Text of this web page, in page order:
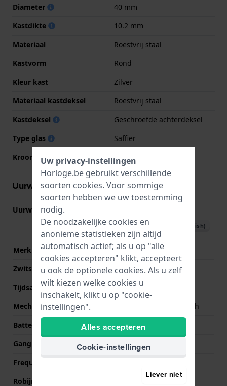
Diameter
40 mm
Kastdikte
10.2 mm
Materiaal
Roestvrij staal
Kastvorm
Rond
Kleur kast
Zilver
Materiaal kastdeksel
Roestvrij staal
Kastdeksel
Geschroefde achterdeksel
Type glas
Saffier
Kroon
Trek kroon
Uurwerk informatie
Uurwerk nr.
Download handboek (English)
Merk uurwerk
Sellita
Zwitsers uurwerk
Ja
Tijdsaanduiding
Analoog
Mechanisme
Mechanisch automatisch
Batterij
No battery needed
Gangreserve
38
Frequentie
Robijnen
Uw privacy-instellingen
Horloge.be gebruikt verschillende
soorten cookies. Voor sommige
soorten hebben we uw toestemming
nodig.
De noodzakelijke cookies en
anonieme statistieken zijn altijd
automatisch actief; als u op "alle
cookies accepteren" klikt, accepteert
u ook de optionele cookies. Als u zelf
wilt kiezen welke cookies u
inschakelt, klikt u op "cookie-
instellingen".
Alles accepteren
Cookie-instellingen
Liever niet